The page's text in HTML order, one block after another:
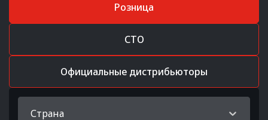
Розница
СТО
Официальные дистрибьюторы
Страна